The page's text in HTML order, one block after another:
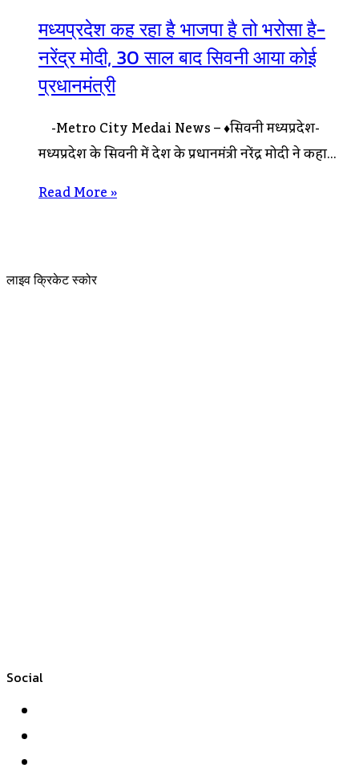
मध्यप्रदेश कह रहा है भाजपा है तो भरोसा है-
नरेंद्र मोदी, 30 साल बाद सिवनी आया कोई
प्रधानमंत्री
-Metro City Medai News – ♦सिवनी मध्यप्रदेश-
मध्यप्रदेश के सिवनी में देश के प्रधानमंत्री नरेंद्र मोदी ने कहा…
Read More »
लाइव क्रिकेट स्कोर
Social